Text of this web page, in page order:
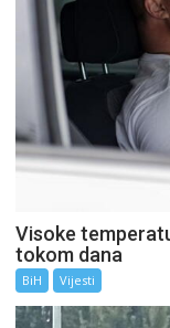
Visoke
tokom dana
BiH Vijesti